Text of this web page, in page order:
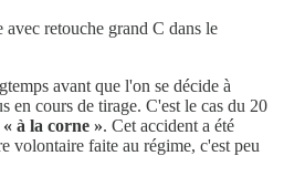
retouche grand C dans le
avant que l'on se décide à
en cours de tirage. C'est le cas du 20
« à la corne ». Cet accident a été
volontaire faite au régime, c'est peu